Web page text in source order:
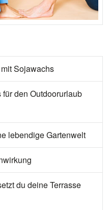
Sojawachs
den Outdoorurlaub
lebendige Gartenwelt
du deine Terrasse